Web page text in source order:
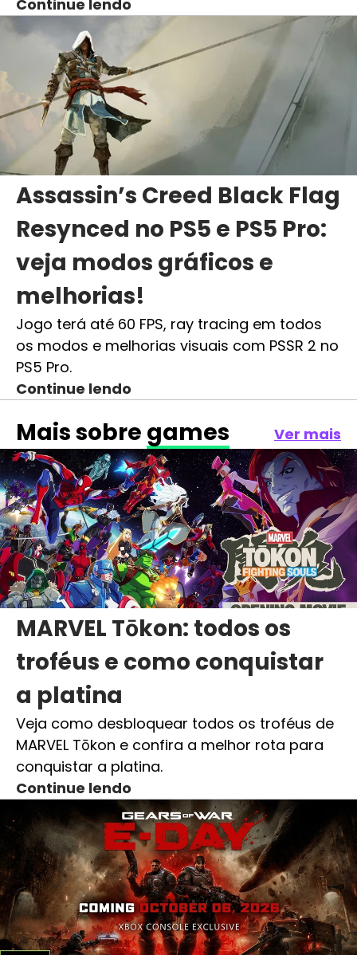
Continue lendo
Assassin’s Creed Black Flag
Resynced no PS5 e PS5 Pro:
veja modos gráficos e
melhorias!
Jogo terá até 60 FPS, ray tracing em todos
os modos e melhorias visuais com PSSR 2 no
PS5 Pro.
Continue lendo
Mais sobre games Ver mais
MARVEL Tōkon: todos os
troféus e como conquistar
a platina
Veja como desbloquear todos os troféus de
MARVEL Tōkon e confira a melhor rota para
conquistar a platina.
Continue lendo